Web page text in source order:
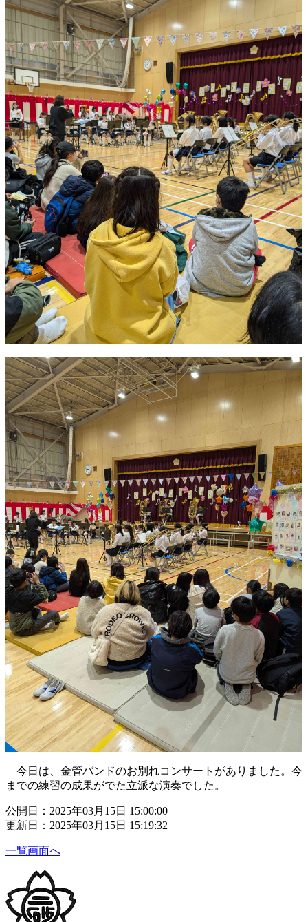
今日は、金管バンドのお別れコンサートがありました。今
までの練習の成果がでた立派な演奏でした。
公開日：2025年03月15日 15:00:00
更新日：2025年03月15日 15:19:32
一覧画面へ